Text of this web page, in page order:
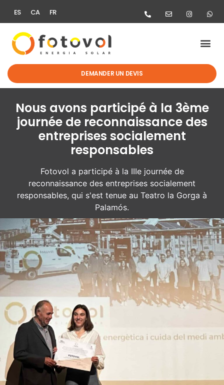
ES CA FR
DEMANDER UN DEVIS
Nous avons participé à la 3ème
journée de reconnaissance des
entreprises socialement
responsables
Fotovol a participé à la IIIe journée de
reconnaissance des entreprises socialement
responsables, qui s'est tenue au Teatro la Gorga à
Palamós.